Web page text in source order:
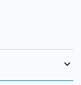
expand_more